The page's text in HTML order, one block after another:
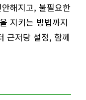
해지고, 불필요한
지키는 방법까지
근저당 설정, 함께